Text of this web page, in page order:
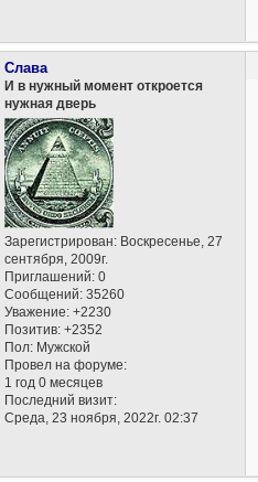
Слава
И в нужный момент откроется
нужная дверь
Зарегистрирован: Воскресенье, 27
сентября, 2009г.
Приглашений: 0
Сообщений: 35260
Уважение: +2230
Позитив: +2352
Пол: Мужской
Провел на форуме:
1 год 0 месяцев
Последний визит:
Среда, 23 ноября, 2022г. 02:37